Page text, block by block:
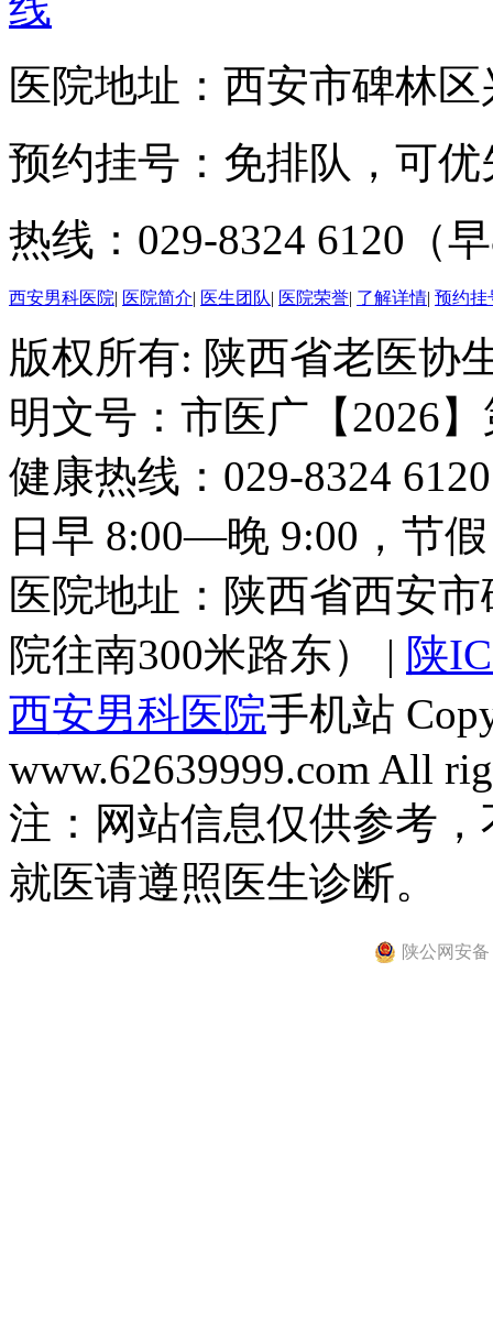
医院地址：西安市碑林
预约挂号：免排队，可优
热线：029-8324 6120（
西安男科医院| 医院简介| 医生团队| 医院荣誉| 了解详情| 预约挂
版权所有: 陕西省老医协
明文号：市医广【2026
健康热线：029-8324
日早 8:00—晚 9:00，节
医院地址：陕西省西安
院往南300米路东） | 陕
西安男科医院手机站
www.62639999.com All
注：网站信息仅供参考
就医请遵照医生诊断。
陕公网安备